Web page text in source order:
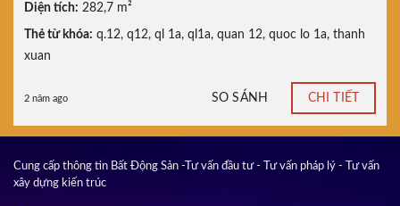
Diện tích: 282,7 m²
Thẻ từ khóa: q.12, q12, ql 1a, ql1a, quan 12, quoc lo 1a, thanh
xuan
2 năm ago SO SÁNH CHI TIẾT
Cung cấp thông tin Bất Động Sản -Tư vấn đầu tư - Tư vấn pháp lý - Tư vấn
xây dựng kiến trúc